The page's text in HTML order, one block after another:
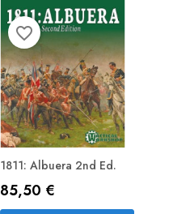
PREPEDIDO
1811: Albuera 2nd Ed.
Precio
85,50 €
favorite_border